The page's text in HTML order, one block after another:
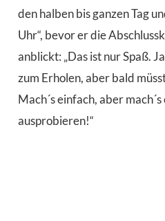
den halben bis ganzen Tag
Uhr“, bevor er die
anblickt: „Das ist nur Spaß.
zum Erholen, aber bald
Mach´s einfach, aber
ausprobieren!“